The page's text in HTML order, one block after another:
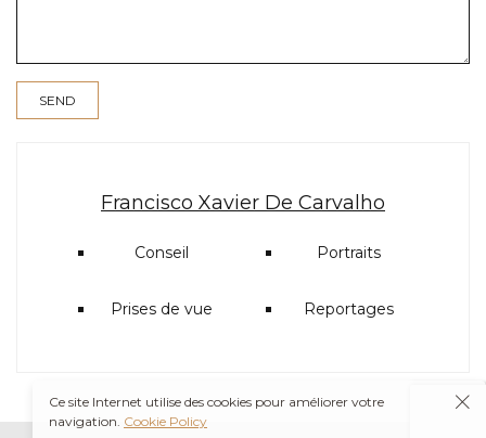
Francisco Xavier De Carvalho
Conseil Portraits
Prises de vue Reportages
Ce site Internet utilise des cookies pour améliorer votre
navigation. Cookie Policy